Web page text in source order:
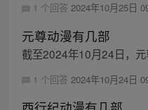
1 个回答 2024年10月25日
元尊动漫有几部
截至2024年10月24日，元
1 个回答 2024年10月24日